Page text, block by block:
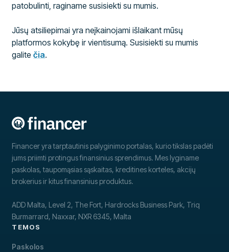
patobulinti, raginame susisiekti su mumis.
Jūsų atsiliepimai yra neįkainojami išlaikant mūsų
platformos kokybę ir vientisumą. Susisiekti su mumis
galitečia.
Financer yra tarptautinis palyginimo portalas, kurio tikslas padėti
jums priimti protingus finansinius sprendimus. Mes lyginame
paskolas, taupomąsias sąskaitas, kreditines korteles, akcijų
brokerius ir kitus finansinius produktus.
ADD Malta, Level 2, The Fort, Hardrocks Business Park, Triq
Burmarrard, Naxxar, NXR 6345, Malta
TEMOS
Paskolos